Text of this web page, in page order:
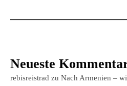
Neueste
rebisreistrad zu Nach Armenien –